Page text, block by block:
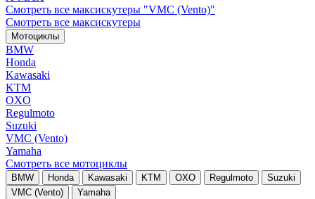
Смотреть все максискутеры "VMC (Vento)"
Смотреть все максискутеры
Мотоциклы
BMW
Honda
Kawasaki
KTM
OXO
Regulmoto
Suzuki
VMC (Vento)
Yamaha
Смотреть все мотоциклы
BMW Honda Kawasaki KTM OXO Regulmoto
Suzuki
VMC (Vento)
Yamaha